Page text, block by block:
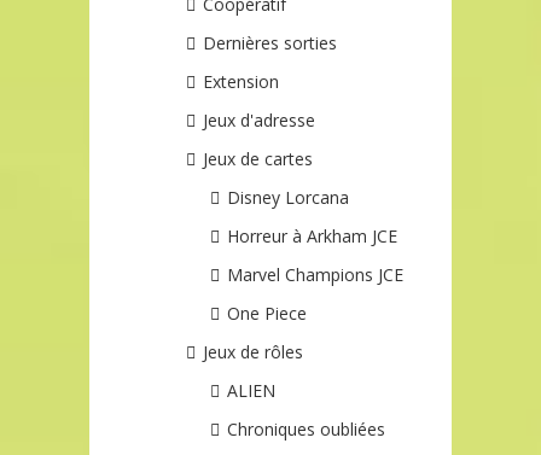
Coopératif
Dernières sorties
Extension
Jeux d'adresse
Jeux de cartes
Disney Lorcana
Horreur à Arkham JCE
Marvel Champions JCE
One Piece
Jeux de rôles
ALIEN
Chroniques oubliées